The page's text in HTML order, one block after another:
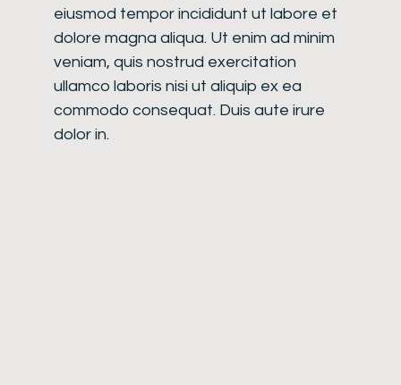
eiusmod tempor incididunt ut labore et
dolore magna aliqua. Ut enim ad minim
veniam, quis nostrud exercitation
ullamco laboris nisi ut aliquip ex ea
commodo consequat. Duis aute irure
dolor in.